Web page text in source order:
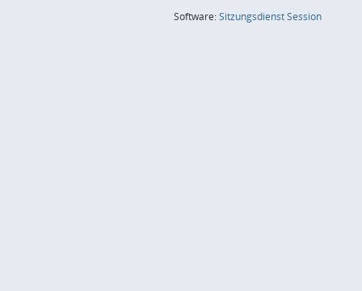
Software:SitzungsdienstSession(Wird in